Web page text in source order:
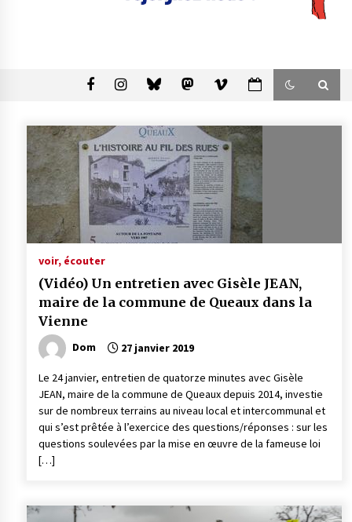
voir, écouter
(Vidéo) Un entretien avec Gisèle JEAN,
maire de la commune de Queaux dans la
Vienne
Dom 27 janvier 2019
Le 24 janvier, entretien de quatorze minutes avec Gisèle
JEAN, maire de la commune de Queaux depuis 2014, investie
sur de nombreux terrains au niveau local et intercommunal et
qui s’est prêtée à l’exercice des questions/réponses : sur les
questions soulevées par la mise en œuvre de la fameuse loi
[…]